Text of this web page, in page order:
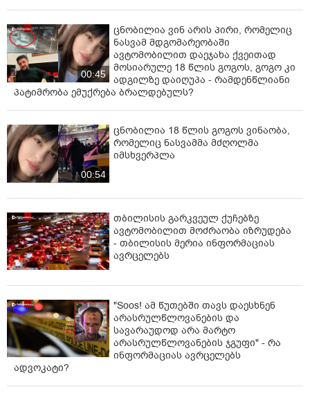
00:45
ცნობილია ვინ არის პირი, რომელიც
ნასვამ მდგომარეობაში
ავტომობილით დაეჯახა ქვეითად
მოსიარულე 18 წლის გოგოს, გოგო კი
ადგილზე დაიღუპა - რამდენწლიანი
პატიმრობა ემუქრება ბრალდებულს?
00:54
ცნობილია 18 წლის გოგოს ვინაობა,
რომელიც ნასვამმა მძღოლმა
იმსხვერპლა
თბილისის გარკვეულ ქუჩებზე
ავტომობილით მოძრაობა იზრუდება
- თბილისის მერია ინფორმაციას
ავრცელებს
"Soos! ამ წუთებში თავს დაესხნენ
არასრულწლოვანების და
სავარაუდოდ არა მარტო
არასრულწლოვანების ჯგუფი" - რა
ინფორმაციას ავრცელებს
ადვოკატი?